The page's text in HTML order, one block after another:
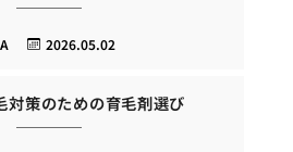
2026.05.02
対策のための育毛剤選び